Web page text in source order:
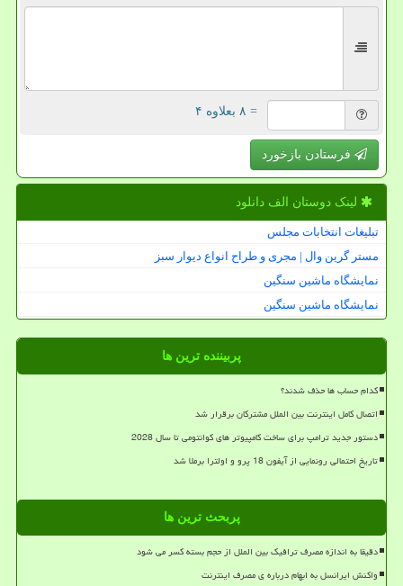
= ۸ بعلاوه ۴
فرستادن بازخورد
لینک دوستان الف دانلود
تبلیغات انتخابات مجلس
مستر گرین وال | مجری و طراح انواع دیوار سبز
نمایشگاه ماشین سنگین
نمایشگاه ماشین سنگین
پربیننده ترین ها
کدام حساب ها حذف شدند؟
اتصال کامل اینترنت بین الملل مشترکان برقرار شد
دستور جدید ترامپ برای ساخت کامپیوتر های کوانتومی تا سال 2028
تاریخ احتمالی رونمایی از آیفون 18 پرو و اولترا برملا شد
پربحث ترین ها
دقیقا به اندازه مصرف ترافیک بین الملل از حجم بسته کسر می شود
واکنش ایرانسل به ابهام درباره ی مصرف اینترنت